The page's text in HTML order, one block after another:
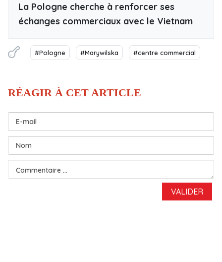
La Pologne cherche à renforcer ses
échanges commerciaux avec le Vietnam
#Pologne #Marywilska #centre commercial